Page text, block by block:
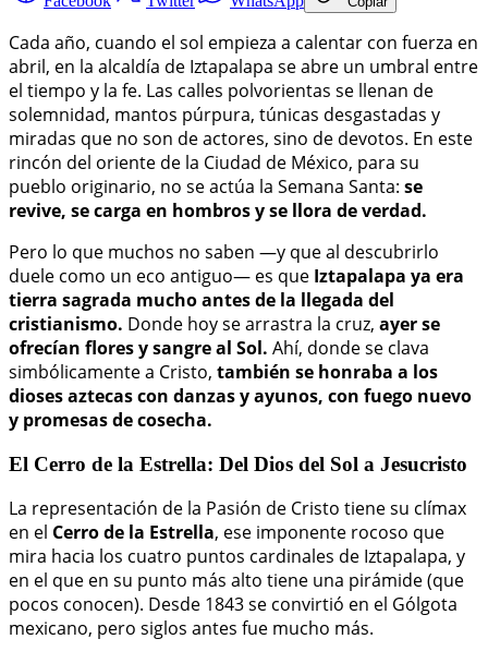
Cada año, cuando el sol empieza a calentar con fuerza en
abril, en la alcaldía de Iztapalapa se abre un umbral entre
el tiempo y la fe. Las calles polvorientas se llenan de
solemnidad, mantos púrpura, túnicas desgastadas y
miradas que no son de actores, sino de devotos. En este
rincón del oriente de la Ciudad de México, para su
pueblo originario, no se actúa la Semana Santa: se
revive, se carga en hombros y se llora de verdad.
Pero lo que muchos no saben —y que al descubrirlo
duele como un eco antiguo— es que Iztapalapa ya era
tierra sagrada mucho antes de la llegada del
cristianismo. Donde hoy se arrastra la cruz, ayer se
ofrecían flores y sangre al Sol. Ahí, donde se clava
simbólicamente a Cristo, también se honraba a los
dioses aztecas con danzas y ayunos, con fuego nuevo
y promesas de cosecha.
El Cerro de la Estrella: Del Dios del Sol a Jesucristo
La representación de la Pasión de Cristo tiene su clímax
en el Cerro de la Estrella, ese imponente rocoso que
mira hacia los cuatro puntos cardinales de Iztapalapa, y
en el que en su punto más alto tiene una pirámide (que
pocos conocen). Desde 1843 se convirtió en el Gólgota
mexicano, pero siglos antes fue mucho más.